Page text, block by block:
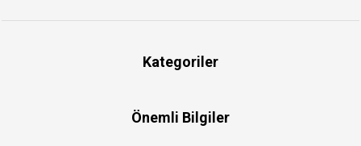
Kategoriler
Önemli Bilgiler